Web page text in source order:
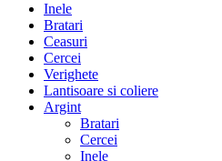
Inele
Bratari
Ceasuri
Cercei
Verighete
Lantisoare si coliere
Argint
Bratari
Cercei
Inele